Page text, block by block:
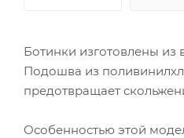
Ботинки изготовлены из
Подошва из
предотвращает
Особенностью этой